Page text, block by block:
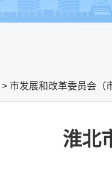
> 市发展和改革委员会（
淮北